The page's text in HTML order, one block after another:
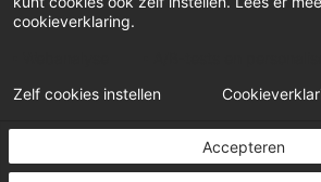
Inloggen
© Pensioenfonds Kappers
cookieverklaring.
Accepteren
Zelf cookies instellen